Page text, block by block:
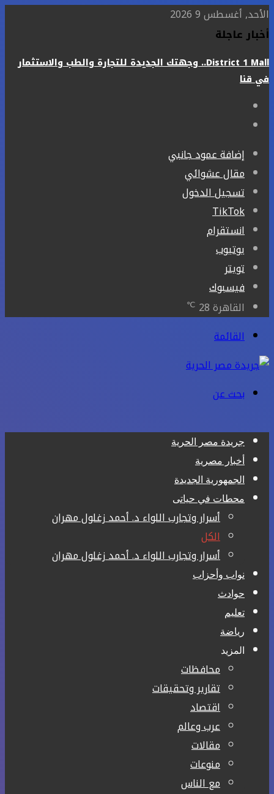
الأحد, أغسطس 9 2026
أخبار عاجلة
District 1 Mall.. وجهتك الجديدة للتجارة والطب والاستثمار
في قنا
إضافة عمود جانبي
مقال عشوائي
تسجيل الدخول
‫TikTok
انستقرام
يوتيوب
تويتر
فيسبوك
القاهرة28
℃
القائمة
بحث عن
جريدة مصر الحرية
أخبار مصرية
الجمهورية الجديدة
محطات في حياتى
أسرار وتجارب اللواء د. أحمد زغلول مهران
الكل
أسرار وتجارب اللواء د. أحمد زغلول مهران
نواب وأحزاب
حوادث
تعليم
رياضة
المزيد
محافظات
تقارير وتحقيقات
اقتصاد
عرب وعالم
مقالات
منوعات
مع الناس